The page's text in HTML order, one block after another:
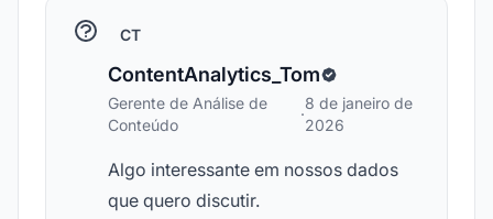
CT
ContentAnalytics_Tom
Gerente de Análise de
Conteúdo
·
8 de janeiro de
2026
Algo interessante em nossos dados
que quero discutir.